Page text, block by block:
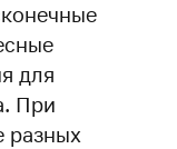
для
При
разных